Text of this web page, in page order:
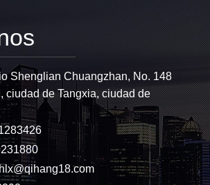
Shenglian Chuangzhan, No. 148
ciudad de Tangxia, ciudad de
hlx@qihang18.com